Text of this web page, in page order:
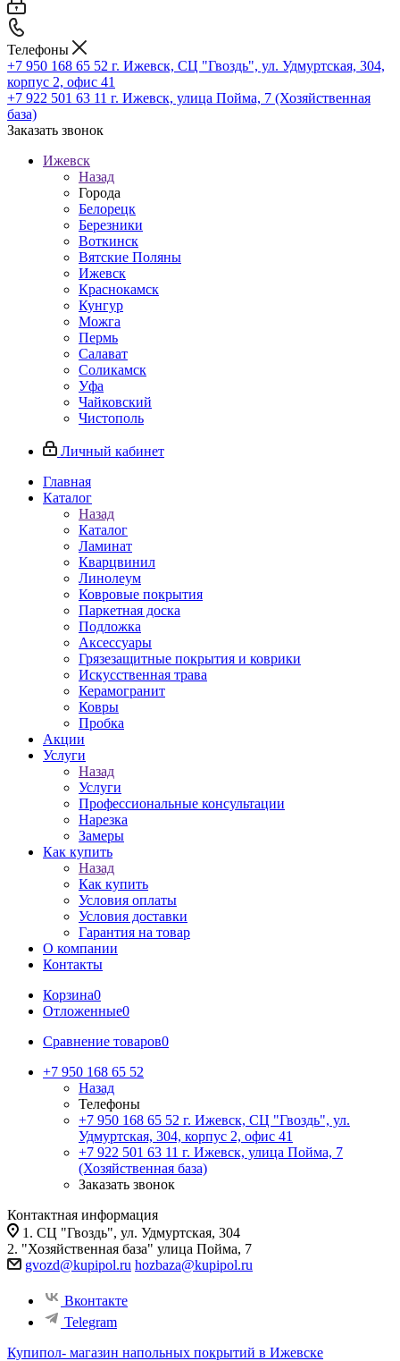
Телефоны
+7 950 168 65 52 г. Ижевск, СЦ "Гвоздь", ул. Удмуртская, 304,
корпус 2, офис 41
+7 922 501 63 11 г. Ижевск, улица Пойма, 7 (Хозяйственная
база)
Заказать звонок
Ижевск
Назад
Города
Белорецк
Березники
Воткинск
Вятские Поляны
Ижевск
Краснокамск
Кунгур
Можга
Пермь
Салават
Соликамск
Уфа
Чайковский
Чистополь
Личный кабинет
Главная
Каталог
Назад
Каталог
Ламинат
Кварцвинил
Линолеум
Ковровые покрытия
Паркетная доска
Подложка
Аксессуары
Грязезащитные покрытия и коврики
Искусственная трава
Керамогранит
Ковры
Пробка
Акции
Услуги
Назад
Услуги
Профессиональные консультации
Нарезка
Замеры
Как купить
Назад
Как купить
Условия оплаты
Условия доставки
Гарантия на товар
О компании
Контакты
Корзина0
Отложенные0
Сравнение товаров0
+7 950 168 65 52
Назад
Телефоны
+7 950 168 65 52 г. Ижевск, СЦ "Гвоздь", ул.
Удмуртская, 304, корпус 2, офис 41
+7 922 501 63 11 г. Ижевск, улица Пойма, 7
(Хозяйственная база)
Заказать звонок
Контактная информация
1. СЦ "Гвоздь", ул. Удмуртская, 304
2. "Хозяйственная база" улица Пойма, 7
gvozd@kupipol.ru hozbaza@kupipol.ru
Вконтакте
Telegram
Купипол- магазин напольных покрытий в Ижевске